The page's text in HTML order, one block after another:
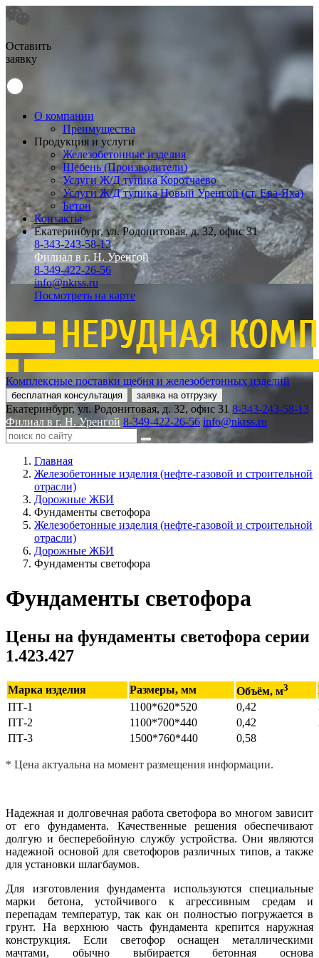
Оставить
заявку
О компании
Преимущества
Продукция и услуги
Железобетонные изделия
Щебень (Производители)
Услуги Ж/Д тупика Коротчаево
Услуги Ж/Д тупика Новый Уренгой (ст. Ева-Яха)
Бетон
Контакты
Екатеринбург, ул. Родонитовая, д. 32, офис 31
8-343-243-58-13
Филиал в г. Н. Уренгой
8-349-422-26-56
info@nkrss.ru
Посмотреть на карте
Комплексные поставки щебня и железобетонных изделий
бесплатная консультация заявка на отгрузку
Екатеринбург, ул. Родонитовая, д. 32, офис 31 8-343-243-58-13
Филиал в г. Н. Уренгой 8-349-422-26-56 info@nkrss.ru
Главная
Железобетонные изделия (нефте-газовой и строительной
отрасли)
Дорожные ЖБИ
Фундаменты светофора
Железобетонные изделия (нефте-газовой и строительной
отрасли)
Дорожные ЖБИ
Фундаменты светофора
Фундаменты светофора
Цены на фундаменты светофора серии
1.423.427
Марка изделия Размеры, мм Объём, м3
ПТ-1
1100*620*520 0,42
ПТ-2
1100*700*440 0,42
ПТ-3
1500*760*440 0,58
* Цена актуальна на момент размещения информации.
Надежная и долговечная работа светофора во многом зависит
от его фундамента. Качественные решения обеспечивают
долгую и бесперебойную службу устройства. Они являются
надежной основой для светофоров различных типов, а также
для установки шлагбаумов.
Для изготовления фундамента используются специальные
марки бетона, устойчивого к агрессивным средам и
перепадам температур, так как он полностью погружается в
грунт. На верхнюю часть фундамента крепится наружная
конструкция. Если светофор оснащен металлическими
мачтами, обычно выбирается бетонная основа